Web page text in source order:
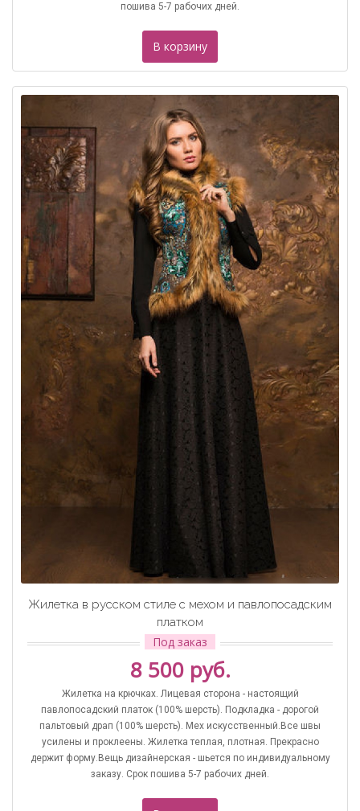
пошива 5-7 рабочих дней.
В корзину
Жилетка в русском стиле с мехом и павлопосадским
платком
Под заказ
8 500 руб.
Жилетка на крючках. Лицевая сторона - настоящий
павлопосадский платок (100% шерсть). Подкладка - дорогой
пальтовый драп (100% шерсть). Мех искусственный.Все швы
усилены и проклеены. Жилетка теплая, плотная. Прекрасно
держит форму.Вещь дизайнерская - шьется по индивидуальному
заказу. Срок пошива 5-7 рабочих дней.